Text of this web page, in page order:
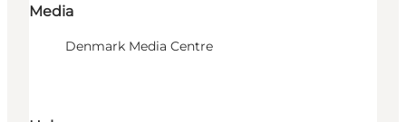
Media
Denmark Media Centre